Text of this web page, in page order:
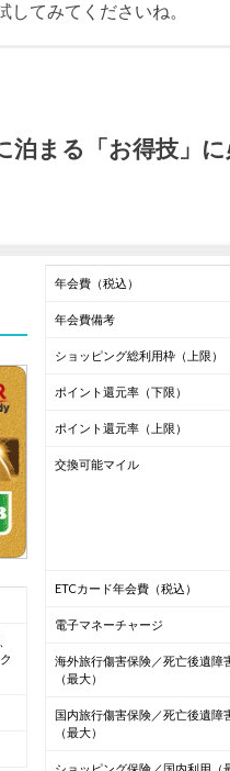
してみてくださいね。
泊まる「お得技」
年会費（税込）
年会費備考
ショッピング総利用枠（上限）
ポイント還元率（下限）
ポイント還元率（上限）
交換可能マイル
ETCカード年会費（税込）
電子マネーチャージ
海外旅行傷害保険／死亡後遺障
（最大）
国内旅行傷害保険／死亡後遺障
（最大）
ショッピング保険／国内利用（